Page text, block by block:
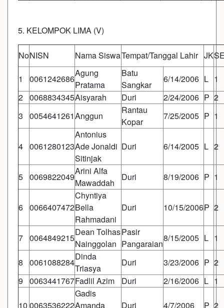
5. KELOMPOK LIMA (V)
NoNISN Nama SiswaTempat/Tanggal Lahir JK
1 0061242686
Agung
Pratama
Batu
Sangkar
6/14/2006 L 1
2 0068834345Aisyarah Duri 2/24/2006 P 2
3
0054641261Anggun
Rantau
Kopar
7/25/2005 P 1
4 0061280123
Antonius
Ade Jonaldi
Sitinjak
Duri 6/14/2005 L 2
5 0069822049
Arini Alfa
Mawaddah
Duri 8/19/2006 P 1
6 0066407472
Chyntiya
Bella
Rahmadani
Duri 10/15/2006P 2
7 0064849215
Dean Tolhas
Nainggolan
Pasir
Pangaraian
8/15/2005 L 1
8 0061088284
Dinda
Triasya
Duri 3/23/2006 P 2
9
0063441767Fadlil Azim Duri 2/16/2006 L 1
10 0063536222
Gadis
Amanda
Duri 4/7/2006 P 2